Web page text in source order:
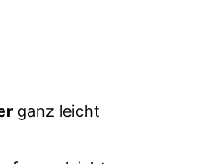
ganz leicht